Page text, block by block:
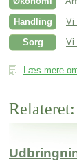
Handling
Vi
Sorg
Vi
Læs mere
Relateret: